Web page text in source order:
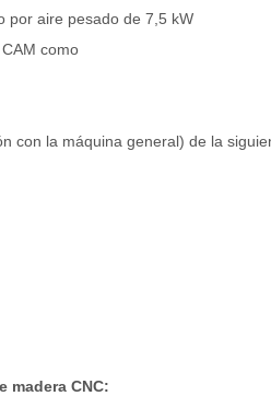
por aire pesado de 7,5 kW
como
con la máquina general) de la
madera CNC: